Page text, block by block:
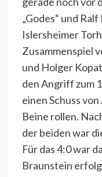
„Godes“ und
Islersheimer
Zusammenspiel
und Holger
den Angriff zum
einen Schuss
Beine rollen.
der beiden war
Für das 4:0 war
Braunstein